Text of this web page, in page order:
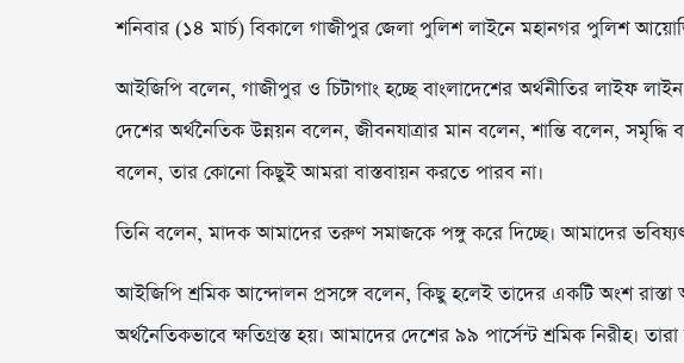
শনিবার (১৪ মার্চ) বিকালে গাজীপুর জেলা পুলিশ লাইনে মহানগর পুলিশ
আইজিপি বলেন, গাজীপুর ও চিটাগাং হচ্ছে বাংলাদেশের অর্থনীতির লাইফ
দেশের অর্থনৈতিক উন্নয়ন বলেন, জীবনযাত্রার মান বলেন, শান্তি বলেন, সমৃদ্ধি
বলেন, তার কোনো কিছুই আমরা বাস্তবায়ন করতে পারব না।
তিনি বলেন, মাদক আমাদের তরুণ সমাজকে পঙ্গু করে দিচ্ছে। আমাদের ভবিষ্যৎ
আইজিপি শ্রমিক আন্দোলন প্রসঙ্গে বলেন, কিছু হলেই তাদের একটি অংশ
অর্থনৈতিকভাবে ক্ষতিগ্রস্ত হয়। আমাদের দেশের ৯৯ পার্সেন্ট শ্রমিক নিরীহ।